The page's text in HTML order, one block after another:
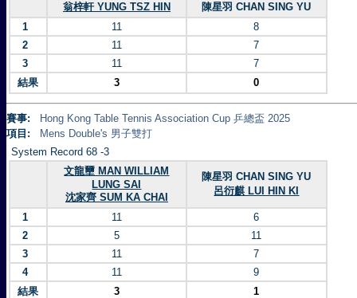
翁梓軒 YUNG TSZ HIN
陳星羽 CHAN SING YU
1
11
8
2
11
7
3
11
7
結果
3 0
賽事:
Hong Kong Table Tennis Association Cup 乒總盃 2025
項目:
Mens Double's 男子雙打
System Record 68 -3
文龍壐 MAN WILLIAM
LUNG SAI
沈家齊 SUM KA CHAI
陳星羽 CHAN SING YU
呂衍麒 LUI HIN KI
1 11
6
2
5
11
3
11
7
4
11
9
結果
3 1